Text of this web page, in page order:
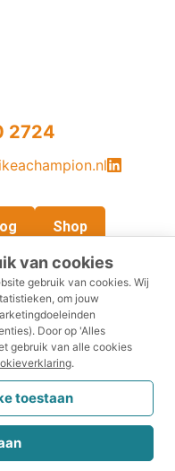
van cookies
gebruik van cookies. Wij
om jouw
Door op 'Alles
gebruik van alle cookies
.
toestaan
2724
Shop
Voorwaarden
Klachtenreglement